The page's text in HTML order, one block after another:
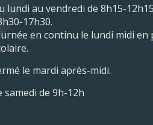
lundi au vendredi de 8h15-
17h30.
en continu le lundi midi en
le mardi après-midi.
samedi de 9h-12h